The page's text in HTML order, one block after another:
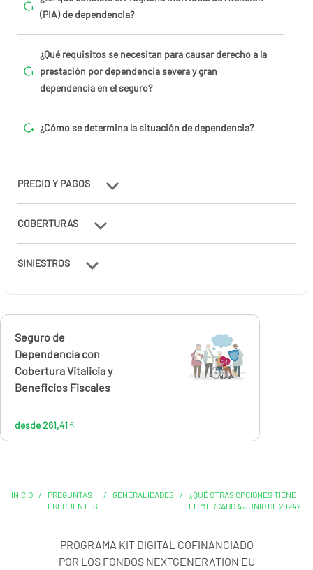
(PIA) de dependencia?
¿Qué requisitos se necesitan para causar derecho a la
prestación por dependencia severa y gran
dependencia en el seguro?
¿Cómo se determina la situación de dependencia?
PRECIO Y PAGOS
COBERTURAS
SINIESTROS
Calcúlalo ahora
Seguro de
Dependencia con
Cobertura Vitalicia y
Beneficios Fiscales
desde 261,41 €
261,41€
INICIO /
PREGUNTAS
FRECUENTES
/ GENERALIDADES /
¿QUÉ OTRAS OPCIONES TIENE
EL MERCADO A JUNIO DE 2024?
PROGRAMA KIT DIGITAL COFINANCIADO
POR LOS FONDOS NEXTGENERATION EU